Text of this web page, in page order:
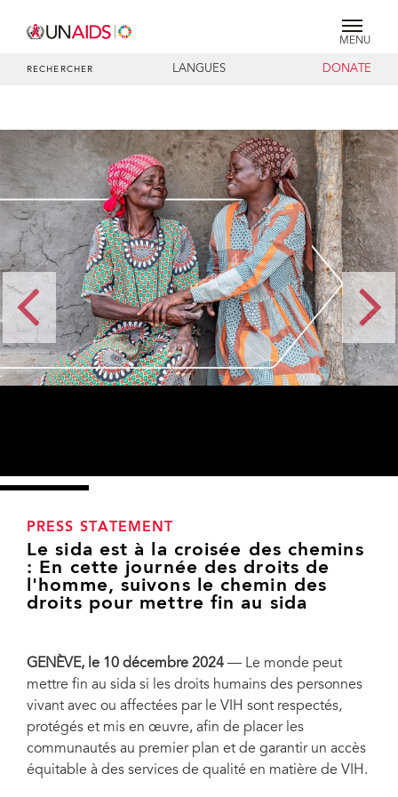
MENU
RECHERCHER LANGUES DONATE
PRESS STATEMENT
Le sida est à la croisée des chemins
: En cette journée des droits de
l'homme, suivons le chemin des
droits pour mettre fin au sida
GENÈVE, le 10 décembre 2024 — Le monde peut
mettre fin au sida si les droits humains des personnes
vivant avec ou affectées par le VIH sont respectés,
protégés et mis en œuvre, afin de placer les
communautés au premier plan et de garantir un accès
équitable à des services de qualité en matière de VIH.